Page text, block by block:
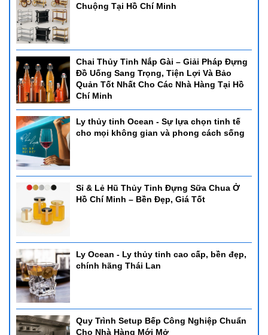
Chuộng Tại Hồ Chí Minh
Chai Thủy Tinh Nắp Gài – Giải Pháp Đựng
Đồ Uống Sang Trọng, Tiện Lợi Và Bảo
Quản Tốt Nhất Cho Các Nhà Hàng Tại Hồ
Chí Minh
Ly thủy tinh Ocean - Sự lựa chọn tinh tế
cho mọi không gian và phong cách sống
Sỉ & Lẻ Hũ Thủy Tinh Đựng Sữa Chua Ở
Hồ Chí Minh – Bền Đẹp, Giá Tốt
Ly Ocean - Ly thủy tinh cao cấp, bền đẹp,
chính hãng Thái Lan
Quy Trình Setup Bếp Công Nghiệp Chuẩn
Cho Nhà Hàng Mới Mở